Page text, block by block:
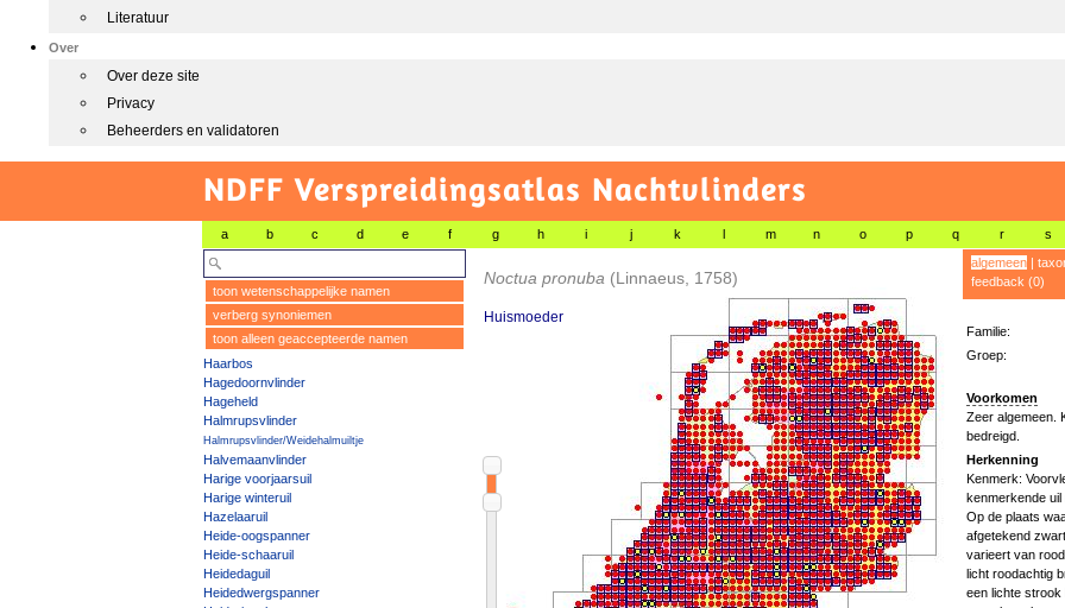
Literatuur
Over
Over deze site
Privacy
Beheerders en validatoren
NDFF Verspreidingsatlas Nachtvlinders
a b c d e f g h i j k l m n o p q r s
toon wetenschappelijke namen
verberg synoniemen
toon alleen geaccepteerde namen
Haarbos
Hagedoornvlinder
Hageheld
Halmrupsvlinder
Halmrupsvlinder/Weidehalmuiltje
Halvemaanvlinder
Harige voorjaarsuil
Harige winteruil
Hazelaaruil
Heide-oogspanner
Heide-schaaruil
Heidedaguil
Heidedwergspanner
Noctua pronuba (Linnaeus, 1758)
Huismoeder
algemeen|
feedback (0)
Familie:
Groep:
Voorkomen
Zeer algemeen.
bedreigd.
Herkenning
Kenmerk:
kenmerkende uil
Op de plaats
afgetekend
varieert van
licht roodachtig
een lichte strook